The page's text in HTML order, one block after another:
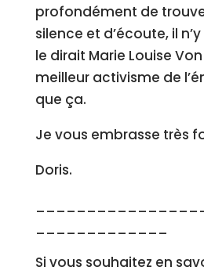
profondément de
silence et d’écoute, il
le dirait Marie Louise
meilleur activisme de
que ça.
Je vous embrasse très
Doris.
Si vous souhaitez en